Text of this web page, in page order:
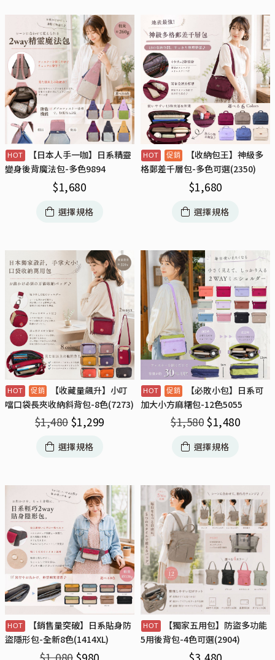
【日本人手一咖】日系精靈
變身後背魔法包-多色9894
$1,680
選擇規格
【收納包王】神級多
格郵差千層包-多色可選(2350)
$1,680
選擇規格
【收藏量飆升】小叮
噹口袋長夾收納斜背包-8色(7273)
$1,480 $1,299
選擇規格
【必敗小包】日系可
加大小方麻糬包-12色5055
$1,580 $1,480
選擇規格
【銷售量突破】日系貼身防
盜隱形包-全新8色(1414XL)
【獨家五用包】防盜多功能
5用後背包-4色可選(2904)